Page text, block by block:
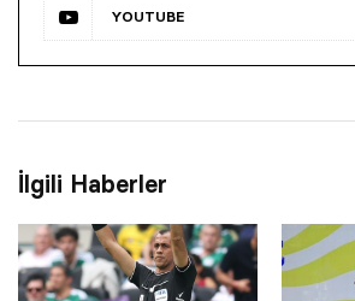
YOUTUBE
İlgili Haberler